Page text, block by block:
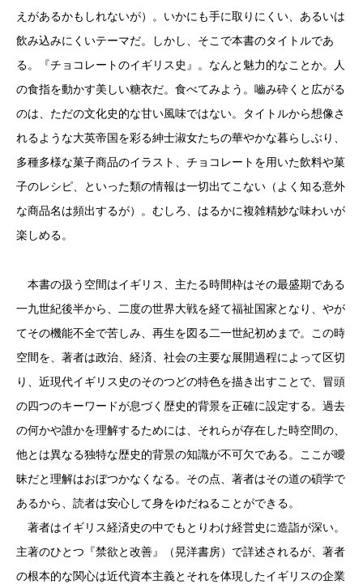
えがあるかもしれないが）。いかにも手に取りにくい、あるいは
飲み込みにくいテーマだ。しかし、そこで本書のタイトルであ
る。『チョコレートのイギリス史』。なんと魅力的なことか。人
の食指を動かす美しい糖衣だ。食べてみよう。嚙み砕くと広がる
のは、ただの文化史的な甘い風味ではない。タイトルから想像さ
れるような大英帝国を彩る紳士淑女たちの華やかな暮らしぶり、
多種多様な菓子商品のイラスト、チョコレートを用いた飲料や菓
子のレシピ、といった類の情報は一切出てこない（よく知る意外
な商品名は頻出するが）。むしろ、はるかに複雑精妙な味わいが
楽しめる。
本書の扱う空間はイギリス、主たる時間枠はその最盛期である
一九世紀後半から、二度の世界大戦を経て福祉国家となり、やが
てその機能不全で苦しみ、再生を図る二一世紀初めまで。この時
空間を、著者は政治、経済、社会の主要な展開過程によって区切
り、近現代イギリス史のそのつどの特色を描き出すことで、冒頭
の四つのキーワードが息づく歴史的背景を正確に設定する。過去
の何かや誰かを理解するためには、それらが存在した時空間の、
他とは異なる独特な歴史的背景の知識が不可欠である。ここが曖
昧だと理解はおぼつかなくなる。その点、著者はその道の碩学で
あるから、読者は安心して身をゆだねることができる。
著者はイギリス経済史の中でもとりわけ経営史に造詣が深い。
主著のひとつ『禁欲と改善』（晃洋書房）で詳述されるが、著者
の根本的な関心は近代資本主義とそれを体現したイギリスの企業